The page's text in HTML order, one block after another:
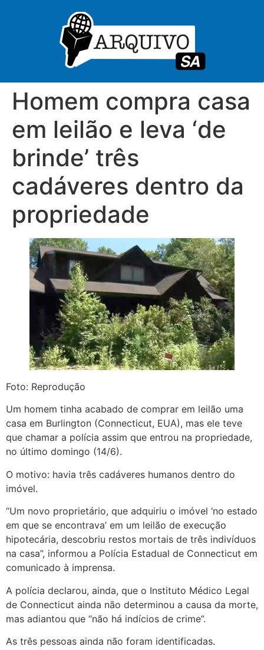
Homem compra casa
em leilão e leva ‘de
brinde’ três
cadáveres dentro da
propriedade
Foto: Reprodução
Um homem tinha acabado de comprar em leilão uma
casa em Burlington (Connecticut, EUA), mas ele teve
que chamar a polícia assim que entrou na propriedade,
no último domingo (14/6).
O motivo: havia três cadáveres humanos dentro do
imóvel.
“Um novo proprietário, que adquiriu o imóvel ‘no estado
em que se encontrava’ em um leilão de execução
hipotecária, descobriu restos mortais de três indivíduos
na casa”, informou a Polícia Estadual de Connecticut em
comunicado à imprensa.
A polícia declarou, ainda, que o Instituto Médico Legal
de Connecticut ainda não determinou a causa da morte,
mas adiantou que “não há indícios de crime”.
As três pessoas ainda não foram identificadas.